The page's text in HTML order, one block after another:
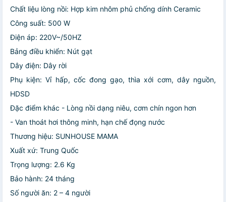
Chất liệu lòng nồi: Hợp kim nhôm phủ chống dính Ceramic
Công suất: 500 W
Điện áp: 220V~/50HZ
Bảng điều khiển: Nút gạt
Dây điện: Dây rời
Phụ kiện: Vỉ hấp, cốc đong gạo, thìa xới cơm, dây nguồn,
HDSD
Đặc điểm khác - Lòng nồi dạng niêu, cơm chín ngon hơn
- Van thoát hơi thông minh, hạn chế đọng nước
Thương hiệu: SUNHOUSE MAMA
Xuất xứ: Trung Quốc
Trọng lượng: 2.6 Kg
Bảo hành: 24 tháng
Số người ăn: 2 – 4 người